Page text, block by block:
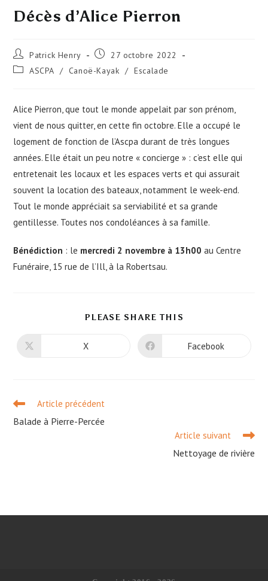
Décès d’Alice Pierron
Auteur/autrice
de
la
Patrick Henry
Publication
27 octobre 2022
Post ASCPA / Canoë-Kayak / Escalade
Alice Pierron, que tout le monde appelait par son prénom,
vient de nous quitter, en cette fin octobre. Elle a occupé le
logement de fonction de l’Ascpa durant de très longues
années. Elle était un peu notre « concierge » : c’est elle qui
entretenait les locaux et les espaces verts et qui assurait
souvent la location des bateaux, notamment le week-end.
Tout le monde appréciait sa serviabilité et sa grande
gentillesse. Toutes nos condoléances à sa famille.
Bénédiction : le mercredi 2 novembre à 13h00 au Centre
Funéraire, 15 rue de l’Ill, à la Robertsau.
PLEASE SHARE THIS
CONTENU
Ouvrir
X Ouvrir
Facebook
Read
articles
Article précédent
Balade à Pierre-Percée
Article suivant
Nettoyage de rivière